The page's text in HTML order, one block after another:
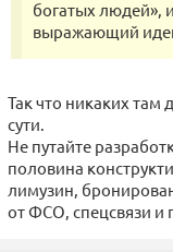
богатых людей»,
выражающий
Так что никаких там
сути.
Не путайте
половина
лимузин,
от ФСО, спецсвязи и